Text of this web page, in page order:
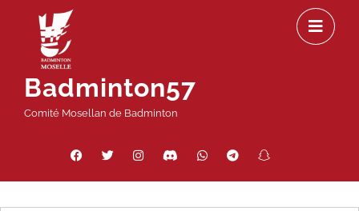
contenu
Badminton57
Comité Mosellan de Badminton
Facebook
Twitter InstagramDiscordWhatsAppTelegram